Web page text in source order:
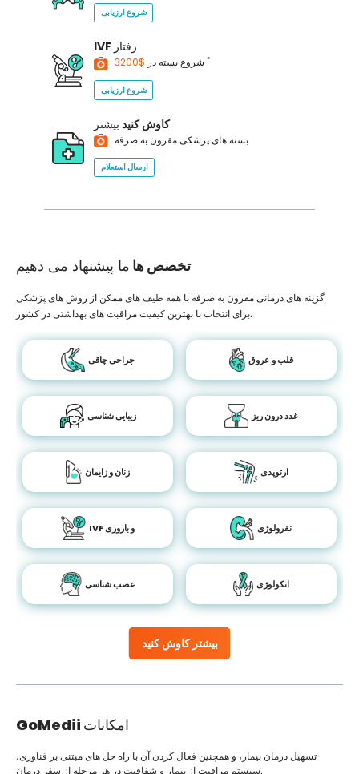
شروع ارزیابی
IVF رفتار
شروع بسته در *
شروع ارزیابی
کاوش کنید بیشتر
بسته های پزشکی مقرون به صرفه
ارسال استعلام
تخصص ها ما پیشنهاد می دهیم
بیشتر کاوش کنید
گزینه های درمانی مقرون به صرفه با همه طیف های ممکن از روش های پزشکی
برای انتخاب با بهترین کیفیت مراقبت های بهداشتی در کشور.
جراحی چاقی قلب و عروق
زیبایی شناسی غدد درون ریز
زنان و زایمان ارتوپدی
IVF و باروری نفرولوژی
عصب شناسی انکولوژی
GoMedii امکانات
تسهیل درمان بیمار، و همچنین فعال کردن آن با راه حل های مبتنی بر فناوری،
سیستم مراقبت از بیمار و شفافیت در هر مرحله از سفر درمان.